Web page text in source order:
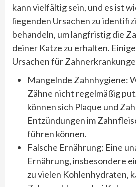
kann vielfältig sein, und es ist
liegenden Ursachen zu
behandeln, um langfristig die
deiner Katze zu erhalten.
Ursachen für
Mangelnde Zahnhygiene:
Zähne nicht regelmäßig
können sich Plaque und
Entzündungen im
führen können.
Falsche Ernährung: Eine
Ernährung, insbesondere
zu vielen Kohlenhydraten,